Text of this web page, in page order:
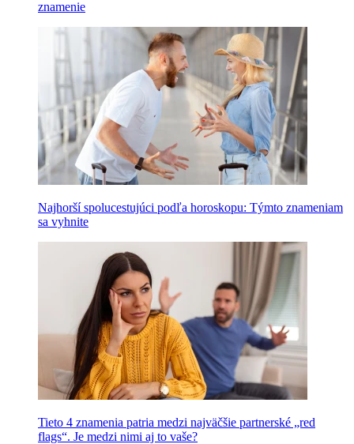
znamenie
Najhorší spolucestujúci podľa horoskopu: Týmto znameniam
sa vyhnite
Tieto 4 znamenia patria medzi najväčšie partnerské „red
flags“. Je medzi nimi aj to vaše?